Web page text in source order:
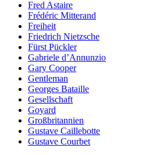
Fred Astaire
Frédéric Mitterand
Freiheit
Friedrich Nietzsche
Fürst Pückler
Gabriele d’Annunzio
Gary Cooper
Gentleman
Georges Bataille
Gesellschaft
Goyard
Großbritannien
Gustave Caillebotte
Gustave Courbet